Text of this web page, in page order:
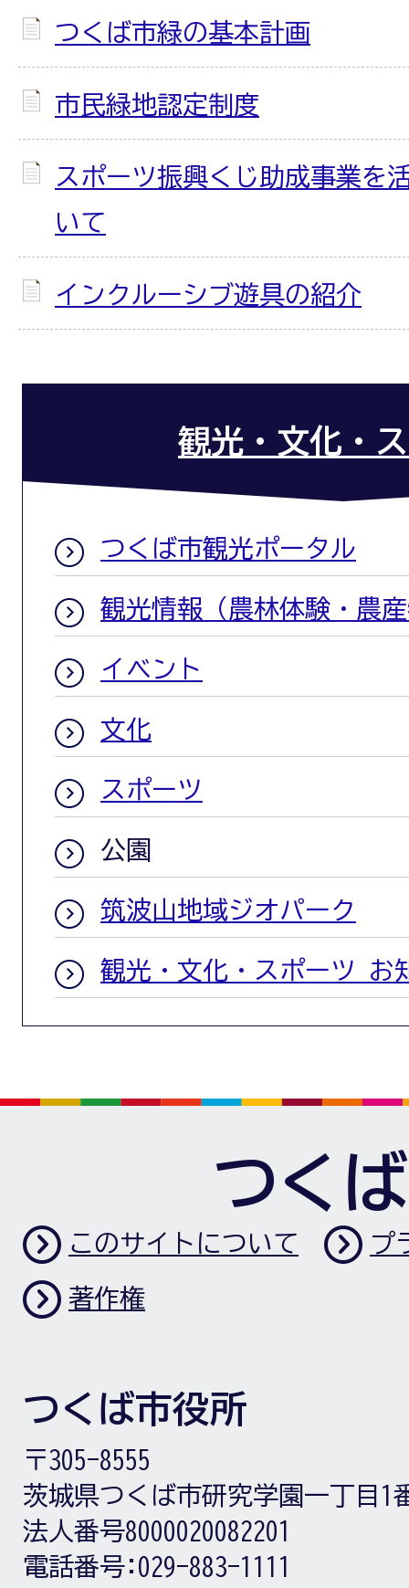
つくば市緑の基本計画
市民緑地認定制度
スポーツ振興くじ助成事業を
いて
インクルーシブ遊具の紹介
観光・文化・
つくば市観光ポータル
観光情報（農林体験・農
イベント
文化
スポーツ
公園
筑波山地域ジオパーク
観光・文化・スポーツ お
つく
このサイトについて プ
著作権
つくば市役所
〒305-8555
茨城県つくば市研究学園一丁目1
法人番号8000020082201
電話番号: 029-883-1111